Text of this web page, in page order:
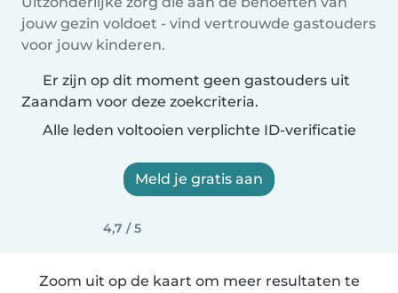
jouw gezin voldoet - vind vertrouwde gastouders
voor jouw kinderen.
Er zijn op dit moment geen gastouders uit
Zaandam voor deze zoekcriteria.
Alle leden voltooien verplichte ID-verificatie
Meld je gratis aan
4,7 / 5
Zoom uit op de kaart om meer resultaten te